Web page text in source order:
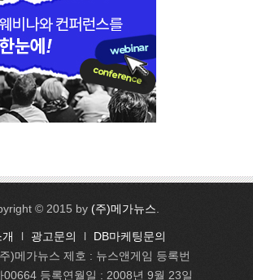
© 2015 by (주)메가뉴스
l 광고문의 l
DB마케팅문의
)메가뉴스 제호 : 뉴스앤게임 등록번
00664 등록연월일 : 2008년 9월 23일